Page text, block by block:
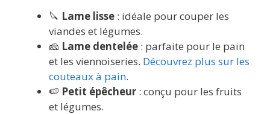
🔪 Lame lisse : idéale pour couper les
viandes et légumes.
🧀 Lame dentelée : parfaite pour le pain
et les viennoiseries. Découvrez plus sur les
couteaux à pain.
🍉 Petit épêcheur : conçu pour les fruits
et légumes.